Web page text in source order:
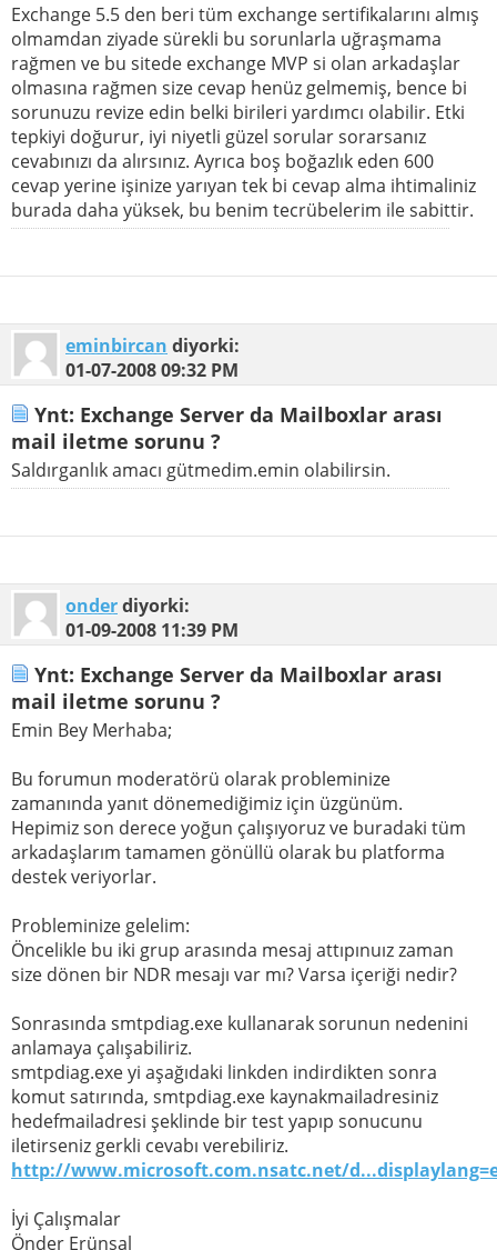
Exchange 5.5 den beri tüm exchange sertifikalarını almış
olmamdan ziyade sürekli bu sorunlarla uğraşmama
rağmen ve bu sitede exchange MVP si olan arkadaşlar
olmasına rağmen size cevap henüz gelmemiş, bence bi
sorunuzu revize edin belki birileri yardımcı olabilir. Etki
tepkiyi doğurur, iyi niyetli güzel sorular sorarsanız
cevabınızı da alırsınız. Ayrıca boş boğazlık eden 600
cevap yerine işinize yarıyan tek bi cevap alma ihtimaliniz
burada daha yüksek, bu benim tecrübelerim ile sabittir.
eminbircan diyorki:
01-07-200809:32 PM
Ynt: Exchange Server da Mailboxlar arası
mail iletme sorunu ?
Saldırganlık amacı gütmedim.emin olabilirsin.
onderdiyorki:
01-09-2008 11:39 PM
Ynt: Exchange Server da Mailboxlar arası
mail iletme sorunu ?
Emin Bey Merhaba;
Bu forumun moderatörü olarak probleminize
zamanında yanıt dönemediğimiz için üzgünüm.
Hepimiz son derece yoğun çalışıyoruz ve buradaki tüm
arkadaşlarım tamamen gönüllü olarak bu platforma
destek veriyorlar.
Probleminize gelelim:
Öncelikle bu iki grup arasında mesaj attıpınuız zaman
size dönen bir NDR mesajı var mı? Varsa içeriği nedir?
Sonrasında smtpdiag.exe kullanarak sorunun nedenini
anlamaya çalışabiliriz.
smtpdiag.exe yi aşağıdaki linkden indirdikten sonra
komut satırında, smtpdiag.exe kaynakmailadresiniz
hedefmailadresi şeklinde bir test yapıp sonucunu
iletirseniz gerkli cevabı verebiliriz.
http://www.microsoft.com.nsatc.net/
İyi Çalışmalar
Önder Erünsal